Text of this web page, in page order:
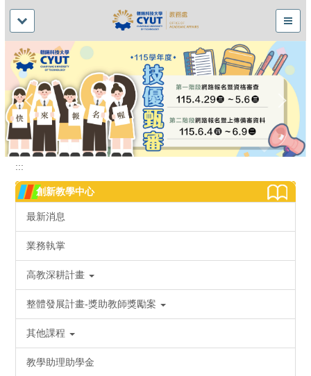
:::
創新教學中心
最新消息
業務執掌
高教深耕計畫
整體發展計畫-獎助教師獎勵案
其他課程
教學助理助學金